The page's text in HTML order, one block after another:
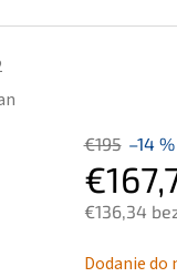
€195 –14 %
€136,34
cena:
Dodanie do